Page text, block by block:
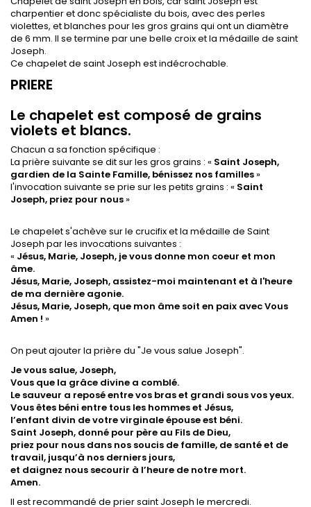
charpentier et donc spécialiste du bois, avec des perles
violettes, et blanches pour les gros grains qui ont un diamètre
de 6 mm. Il se termine par une belle croix et la médaille de saint
Joseph.
Ce chapelet de saint Joseph est indécrochable.
PRIERE
Le chapelet est composé de grains
violets et blancs.
Chacun a sa fonction spécifique :
La prière suivante se dit sur les gros grains : « Saint Joseph,
gardien de la Sainte Famille, bénissez nos familles »
l'invocation suivante se prie sur les petits grains : « Saint
Joseph, priez pour nous »
Le chapelet s'achève sur le crucifix et la médaille de Saint
Joseph par les invocations suivantes :
« Jésus, Marie, Joseph, je vous donne mon coeur et mon
âme.
Jésus, Marie, Joseph, assistez-moi maintenant et à l'heure
de ma dernière agonie.
Jésus, Marie, Joseph, que mon âme soit en paix avec Vous
Amen ! »
On peut ajouter la prière du "Je vous salue Joseph".
Je vous salue, Joseph,
Vous que la grâce divine a comblé.
Le sauveur a reposé entre vos bras et grandi sous vos yeux.
Vous êtes béni entre tous les hommes et Jésus,
l’enfant divin de votre virginale épouse est béni.
Saint Joseph, donné pour père au Fils de Dieu,
priez pour nous dans nos soucis de famille, de santé et de
travail, jusqu’à nos derniers jours,
et daignez nous secourir à l’heure de notre mort.
Amen.
Il est recommandé de prier saint Joseph le mercredi.